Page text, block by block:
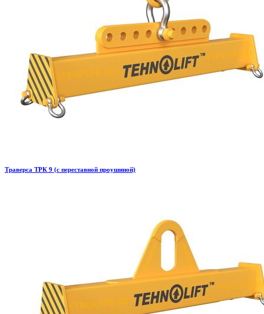
Траверса ТРК 9 (с переставной проушиной)